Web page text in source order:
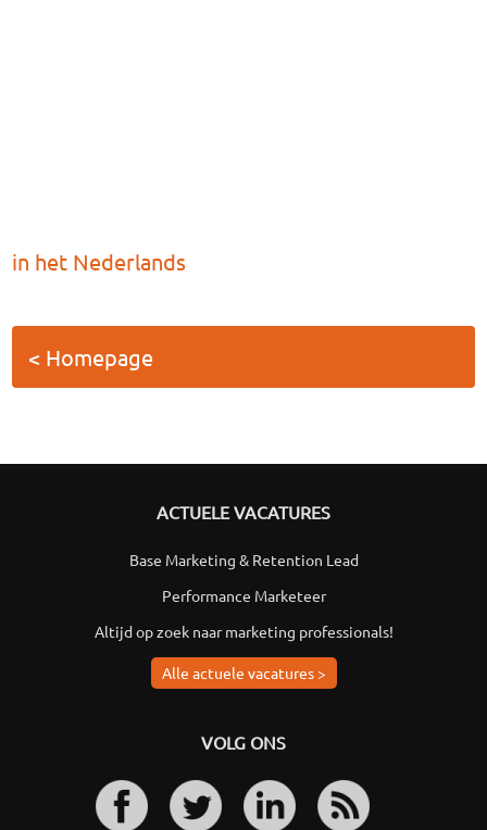
in het Nederlands
< Homepage
ACTUELE VACATURES
Base Marketing & Retention Lead
Performance Marketeer
Altijd op zoek naar marketing professionals!
Alle actuele vacatures >
VOLG ONS